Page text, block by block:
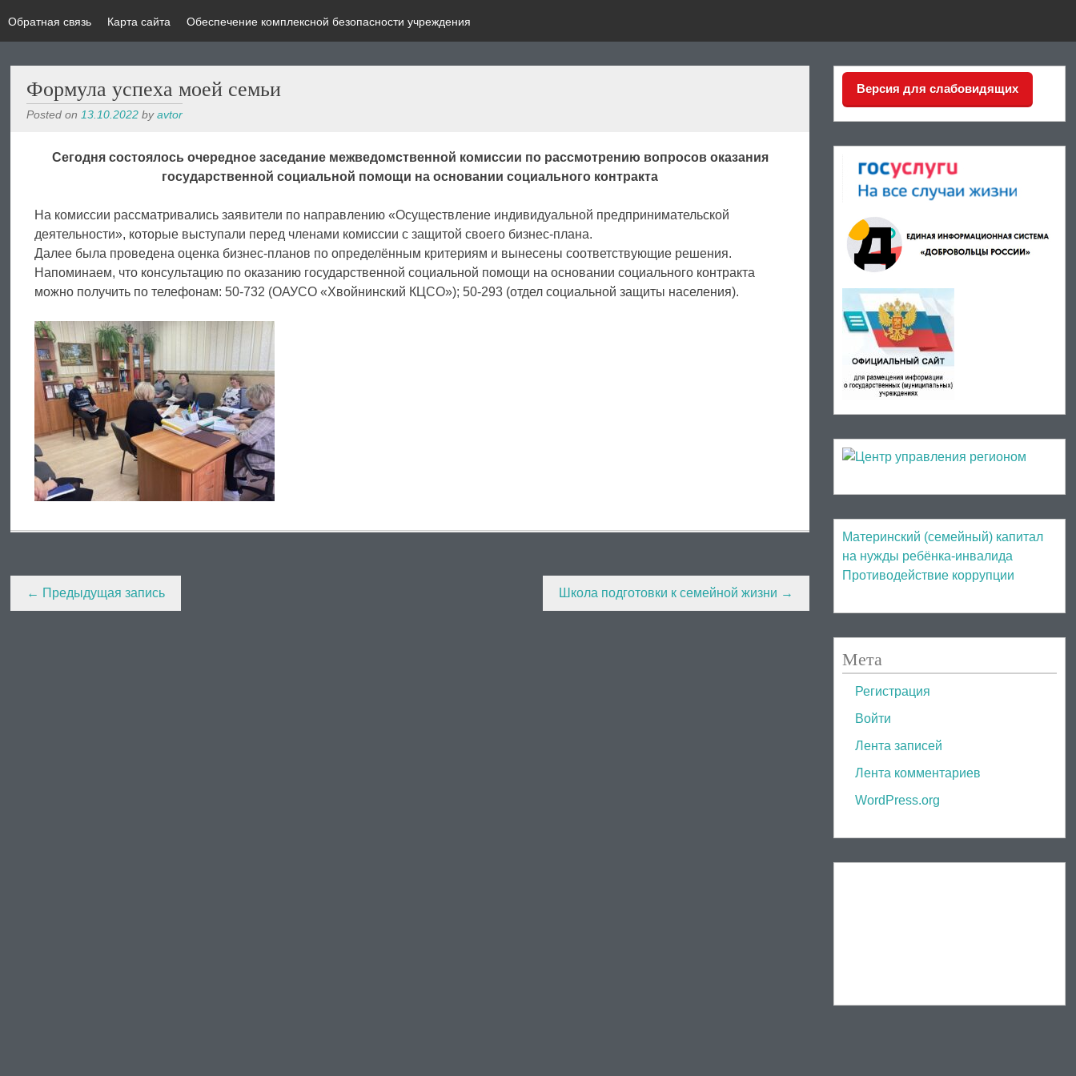
Обратная связь Карта сайта Обеспечение комплексной безопасности учреждения
Формула успеха моей семьи
Posted on 13.10.2022 byavtor
Сегодня состоялось очередное заседание межведомственной комиссии по рассмотрению вопросов оказания
государственной социальной помощи на основании социального контракта
На комиссии рассматривались заявители по направлению «Осуществление индивидуальной предпринимательской
деятельности», которые выступали перед членами комиссии с защитой своего бизнес-плана.
Далее была проведена оценка бизнес-планов по определённым критериям и вынесены соответствующие решения.
Напоминаем, что консультацию по оказанию государственной социальной помощи на основании социального контракта
можно получить по телефонам: 50-732 (ОАУСО «Хвойнинский КЦСО»); 50-293 (отдел социальной защиты населения).
Post
navigation
← Предыдущая запись Школа подготовки к семейной жизни →
Версия для слабовидящих
Материнский (семейный) капитал
на нужды ребёнка-инвалида
Противодействие коррупции
Мета
Регистрация
Войти
Лента записей
Лента комментариев
WordPress.org